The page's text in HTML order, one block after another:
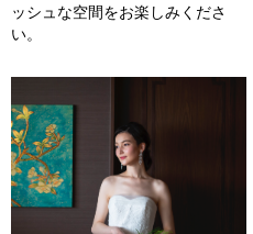
ッシュな空間をお楽しみくださ
い。